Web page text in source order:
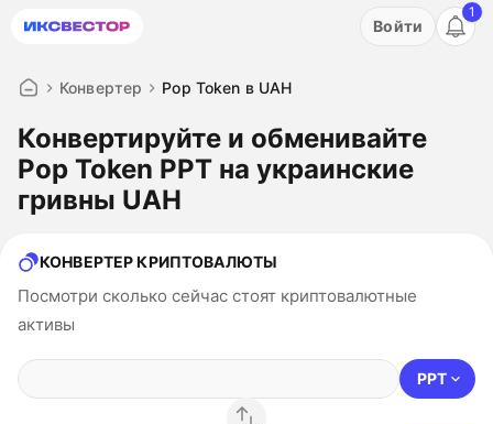
Акция: бесплатный пробный период на 3 дня!
Войти
1
Конвертер Pop Token в UAH
Конвертируйте и обменивайте
Pop Token PPT на украинские
гривны UAH
КОНВЕРТЕР КРИПТОВАЛЮТЫ
Посмотри сколько сейчас стоят криптовалютные
активы
PPT